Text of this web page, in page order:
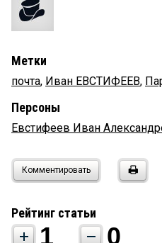
Метки
почта, Иван ЕВСТИФЕЕВ,
Персоны
Евстифеев Иван
Комментировать
Рейтинг статьи
1 0